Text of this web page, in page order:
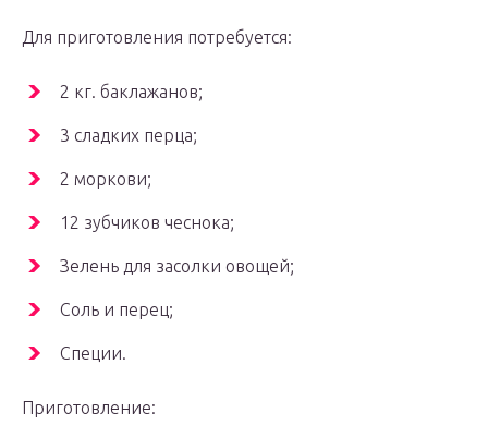
Для приготовления потребуется:
2 кг. баклажанов;
3 сладких перца;
2 моркови;
12 зубчиков чеснока;
Зелень для засолки овощей;
Соль и перец;
Специи.
Приготовление: